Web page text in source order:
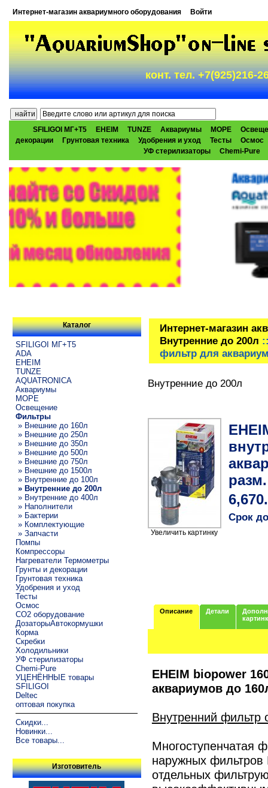
Интернет-магазин аквариумного оборудования Войти
конт. тел. +7(925)216-
SFILIGOI МГ+Т5 EHEIM TUNZE Аквариумы МОРЕ
декорации
Грунтовая техника Удобрения и уход Тесты
Осмос
УФ стерилизаторы
Chemi-Pure
Каталог
SFILIGOI МГ+Т5
ADA
EHEIM
TUNZE
AQUATRONICA
Аквариумы
МОРЕ
Освещение
Фильтры
» Внешние до 160л
» Внешние до 250л
» Внешние до 350л
» Внешние до 500л
» Внешние до 750л
» Внешние до 1500л
» Внутренние до 100л
» Внутренние до 200л
» Внутренние до 400л
» Наполнители
» Бактерии
» Комплектующие
» Запчасти
Помпы
Компрессоры
Нагреватели Термометры
Грунты и декорации
Грунтовая техника
Удобрения и уход
Тесты
Осмос
CO2 оборудование
ДозаторыАвтокормушки
Корма
Скребки
Холодильники
УФ стерилизаторы
Chemi-Pure
УЦЕНЁННЫЕ товары
SFILIGOI
Deltec
оптовая покупка
Скидки...
Новинки...
Все товары...
Изготовитель
Интернет-магазин
Внутренние до 200л
фильтр для
Внутренние до 200л
Увеличить картинку
Срок
Описание Детали
EHEIM biopower
аквариумов до
Внутренний
Многоступенчатая
наружных фильтров
отдельных